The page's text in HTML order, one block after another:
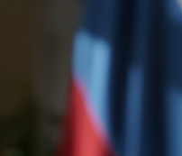
Перейти к основному